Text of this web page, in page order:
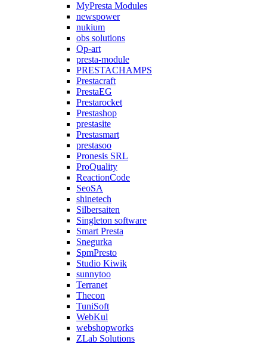
MyPresta Modules
newspower
nukium
obs solutions
Op-art
presta-module
PRESTACHAMPS
Prestacraft
PrestaEG
Prestarocket
Prestashop
prestasite
Prestasmart
prestasoo
Pronesis SRL
ProQuality
ReactionCode
SeoSA
shinetech
Silbersaiten
Singleton software
Smart Presta
Snegurka
SpmPresto
Studio Kiwik
sunnytoo
Terranet
Thecon
TuniSoft
WebKul
webshopworks
ZLab Solutions